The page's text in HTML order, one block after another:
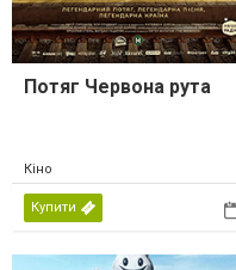
Потяг Червона рута
Кіно
Купити